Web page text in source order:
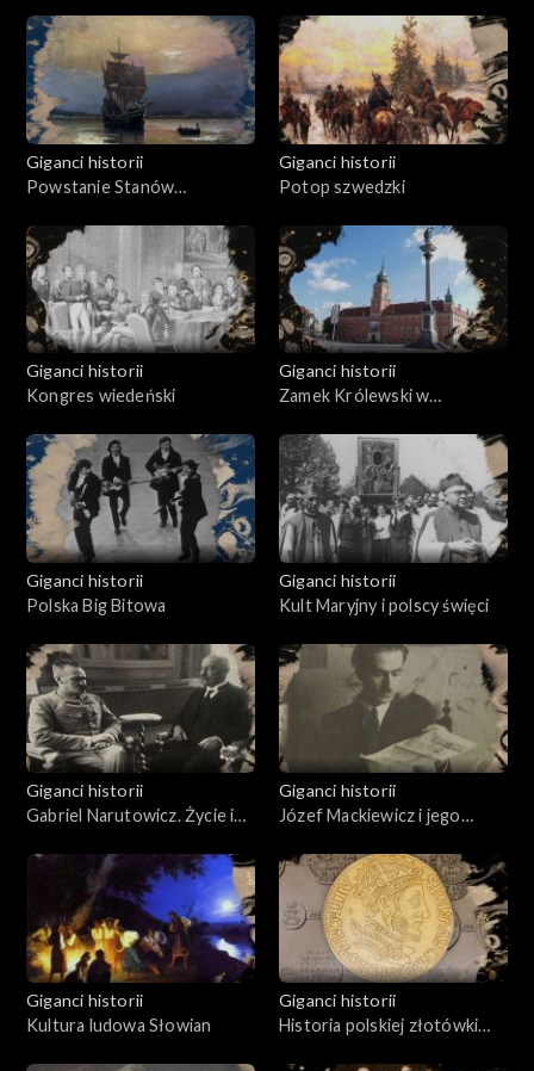
Giganci historii
Powstanie Stanów
Giganci historii
Potop szwedzki
Giganci historii
Kongres wiedeński
Giganci historii
Zamek Królewski w
Giganci historii
Polska Big Bitowa
Giganci historii
Kult Maryjny i polscy święci
Giganci historii
Gabriel Narutowicz. Życie i
Giganci historii
Józef Mackiewicz i jego
Giganci historii
Kultura ludowa Słowian
Giganci historii
Historia polskiej złotówki